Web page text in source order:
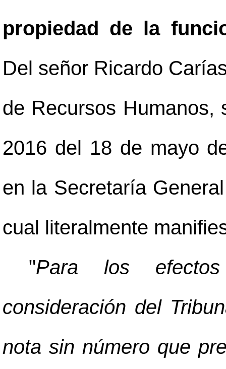
propiedad de la
Del señor Ricardo
de Recursos Humanos,
2016 del 18 de mayo
en la Secretaría
cual literalmente
"Para los
consideración del
nota sin número que